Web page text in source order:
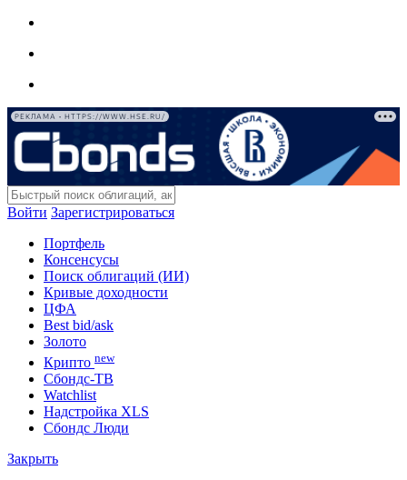
РЕКЛАМА • HTTPS://WWW.HSE.RU/
Войти Зарегистрироваться
Портфель
Консенсусы
Поиск облигаций (ИИ)
Кривые доходности
ЦФА
Best bid/ask
Золото
Крипто new
Сбондс-ТВ
Watchlist
Надстройка XLS
Сбондс Люди
Закрыть